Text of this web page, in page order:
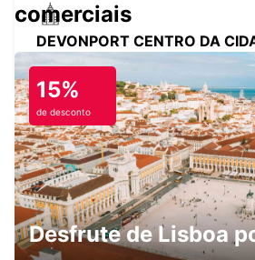
DEVONPORT CENTRO DA
DEVONPORT - AUSTRALIA
TERMINAL DE FERRY DE
DEVONPORT - AUSTRALIA
comerciais
15%
de desconto
Desfrute de Lisboa